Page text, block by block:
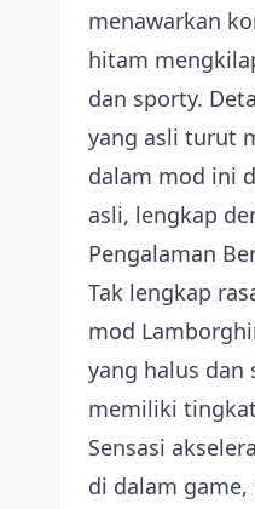
menawarkan
hitam
dan sporty.
yang asli turut
dalam mod ini
asli, lengkap
Pengalaman
Tak lengkap
mod
yang halus dan
memiliki
Sensasi
di dalam